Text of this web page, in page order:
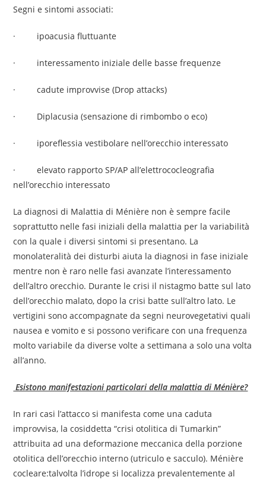
Segni e sintomi associati:
· ipoacusia fluttuante
· interessamento iniziale delle basse frequenze
· cadute improvvise (Drop attacks)
· Diplacusia (sensazione di rimbombo o eco)
· iporeflessia vestibolare nell’orecchio interessato
· elevato rapporto SP/AP all’elettrococleografia
nell’orecchio interessato
La diagnosi di Malattia di Ménière non è sempre facile
soprattutto nelle fasi iniziali della malattia per la variabilità
con la quale i diversi sintomi si presentano. La
monolateralità dei disturbi aiuta la diagnosi in fase iniziale
mentre non è raro nelle fasi avanzate l’interessamento
dell’altro orecchio. Durante le crisi il nistagmo batte sul lato
dell’orecchio malato, dopo la crisi batte sull’altro lato. Le
vertigini sono accompagnate da segni neurovegetativi quali
nausea e vomito e si possono verificare con una frequenza
molto variabile da diverse volte a settimana a solo una volta
all’anno.
Esistono manifestazioni particolari della malattia di Ménière?
In rari casi l’attacco si manifesta come una caduta
improvvisa, la cosiddetta “crisi otolitica di Tumarkin”
attribuita ad una deformazione meccanica della porzione
otolitica dell’orecchio interno (utriculo e sacculo). Ménière
cocleare:talvolta l’idrope si localizza prevalentemente al